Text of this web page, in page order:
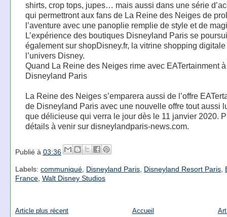
shirts, crop tops, jupes… mais aussi dans une série
qui permettront aux fans de La Reine des Neiges de
l’aventure avec une panoplie remplie de style et de
L’expérience des boutiques Disneyland Paris se
également sur shopDisney.fr, la vitrine shopping digitale
l’univers Disney.
Quand La Reine des Neiges rime avec EATertainment à
Disneyland Paris
La Reine des Neiges s’emparera aussi de l’offre
de Disneyland Paris avec une nouvelle offre tout aussi
que délicieuse qui verra le jour dès le 11 janvier 2020.
détails à venir sur disneylandparis-news.com.
Publié à 03:36
Labels: communiqué, Disneyland Paris, Disneyland Resort Paris,
France, Walt Disney Studios
Article plus récent Accueil